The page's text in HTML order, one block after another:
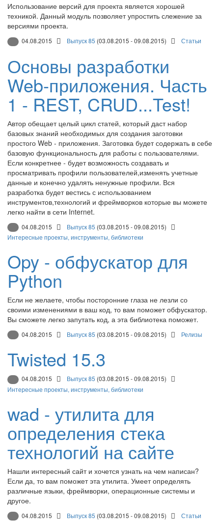
Использование версий для проекта является хорошей
техникой. Данный модуль позволяет упростить слежение за
версиями проекта.
04.08.2015 Выпуск 85 (03.08.2015 - 09.08.2015) Статьи
Основы разработки
Web-приложения. Часть
1 - REST, CRUD...Test!
Автор обещает целый цикл статей, который даст набор
базовых знаний необходимых для создания заготовки
простого Web - приложения. Заготовка будет содержать в себе
базовую функциональность для работы с пользователями.
Если конкретнее - будет возможность создавать и
просматривать профили пользователей,изменять учетные
данные и конечно удалять ненужные профили. Вся
разработка будет вестись с использованием
инструментов,технологий и фреймворков которые вы можете
легко найти в сети Internet.
04.08.2015 Выпуск 85 (03.08.2015 - 09.08.2015)
Интересные проекты, инструменты, библиотеки
Opy - обфускатор для
Python
Если не желаете, чтобы посторонние глаза не лезли со
своими изменениями в ваш код, то вам поможет обфускатор.
Вы сможете легко запутать код, а эта библиотека поможет.
04.08.2015 Выпуск 85 (03.08.2015 - 09.08.2015) Релизы
Twisted 15.3
04.08.2015 Выпуск 85 (03.08.2015 - 09.08.2015)
Интересные проекты, инструменты, библиотеки
wad - утилита для
определения стека
технологий на сайте
Нашли интересный сайт и хочется узнать на чем написан?
Если да, то вам поможет эта утилита. Умеет определять
различные языки, фреймворки, операционные системы и
другое.
04.08.2015 Выпуск 85 (03.08.2015 - 09.08.2015) Статьи